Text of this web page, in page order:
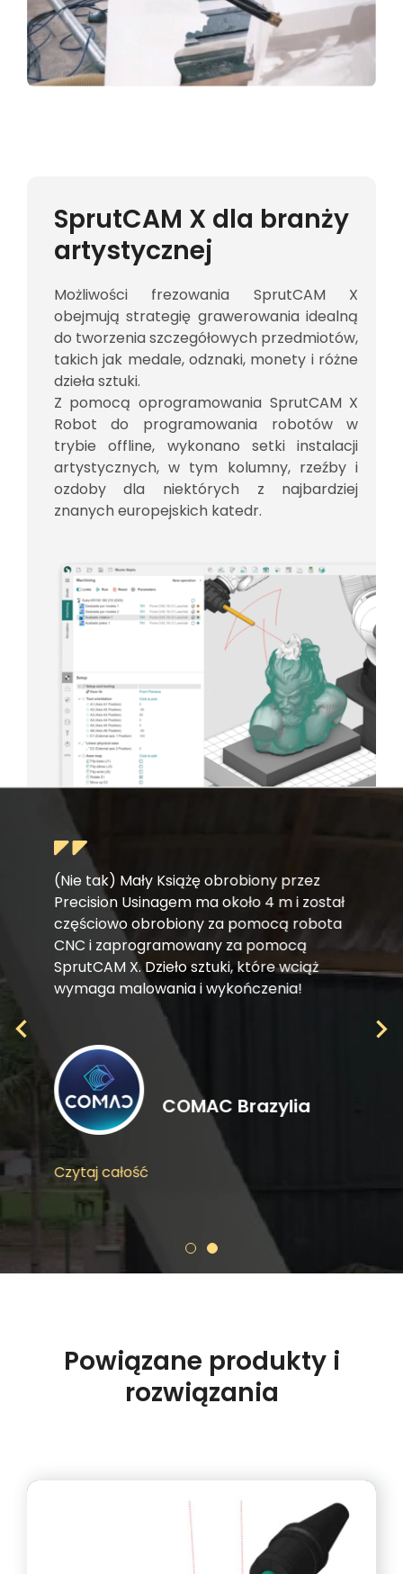
SprutCAM X dla branży
artystycznej
Możliwości frezowania SprutCAM X
obejmują strategię grawerowania idealną
do tworzenia szczegółowych przedmiotów,
takich jak medale, odznaki, monety i różne
dzieła sztuki.
Z pomocą oprogramowania SprutCAM X
Robot do programowania robotów w
trybie offline, wykonano setki instalacji
artystycznych, w tym kolumny, rzeźby i
ozdoby dla niektórych z najbardziej
znanych europejskich katedr.
(Nie tak) Mały Książę obrobiony przez
Precision Usinagem ma około 4 m i został
częściowo obrobiony za pomocą robota
CNC i zaprogramowany za pomocą
SprutCAM X. Dzieło sztuki, które wciąż
wymaga malowania i wykończenia!
COMAC Brazylia
Czytaj całość
Powiązane produkty i
rozwiązania